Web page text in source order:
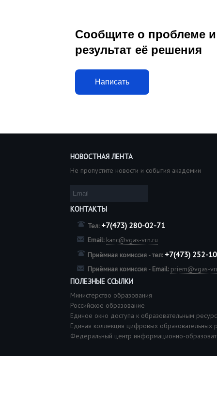
Сообщите о проблеме
результат её решения
Написать
НОВОСТНАЯ ЛЕНТА
Не пропустите новости и события академии
КОНТАКТЫ
Тел: +7(473) 280-02-71
Email: kanc@vgas-vrn.ru
Приёмная комиссия - тел: +7(473) 252-
Приёмная комиссия - Email: priem@vgas-
ПОЛЕЗНЫЕ ССЫЛКИ
Министерство образования
Российское образование
Единое окно доступа к образовательным
Единая коллекция цифровых образовательных
Федеральный центр информационно-